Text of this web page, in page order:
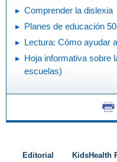
Comprender la dislexia
Planes de educación
Lectura: Cómo ayudar
Hoja informativa sobre
escuelas)
Editorial
KidsHealth